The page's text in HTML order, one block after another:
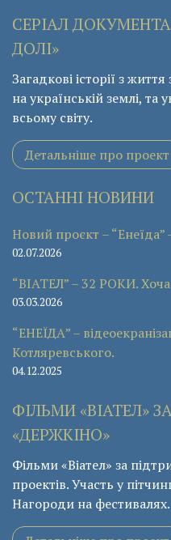
СЕРІАЛ
ДОЛІ»
Загадкові історії з
на українській землі, та
всьому світу.
Детальніше про проект
ОСТАННІ НОВИНИ
Новий проєкт –
02.07.2026
“ВІАТЕЛ” – 32 РОКИ.
03.03.2026
“ЕНЕЇДА” –
Котляревського.
04.12.2025
ФІЛЬМИ «ВІАТЕЛ»
«ДЕРЖКІНО»
Фільми «Віател» за
проектів. Участь у
Нагороди на фестивалях.